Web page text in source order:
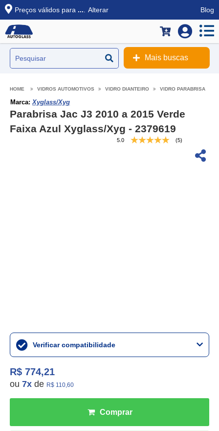
Preços válidos para ... Alterar Blog
Mais buscas
VIDROS AUTOMOTIVOS VIDRO DIANTEIRO VIDRO PARABRISA
Marca:Xyglass/Xyg
Parabrisa Jac J3 2010 a 2015 Verde
Faixa Azul Xyglass/Xyg - 2379619
5.0 (5)
Verificar compatibilidade
R$ 774,21
ou 7x de R$ 110,60